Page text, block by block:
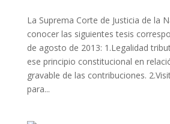
La Suprema Corte de Justicia de la
conocer las siguientes tesis
de agosto de 2013: 1.Legalidad
ese principio constitucional en
gravable de las contribuciones.
para...